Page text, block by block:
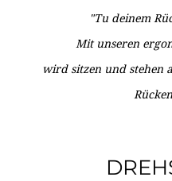
"Tu deinem
Mit unseren
wird sitzen und stehen